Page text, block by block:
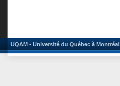
UQAM - Université du Québec à Montréal